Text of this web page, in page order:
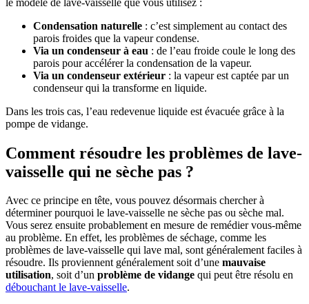
Condensation naturelle : c’est simplement au contact des
parois froides que la vapeur condense.
Via un condenseur à eau : de l’eau froide coule le long des
parois pour accélérer la condensation de la vapeur.
Via un condenseur extérieur : la vapeur est captée par un
condenseur qui la transforme en liquide.
Dans les trois cas, l’eau redevenue liquide est évacuée grâce à la
pompe de vidange.
Comment résoudre les problèmes de lave-
vaisselle qui ne sèche pas ?
Avec ce principe en tête, vous pouvez désormais chercher à
déterminer pourquoi le lave-vaisselle ne sèche pas ou sèche mal.
Vous serez ensuite probablement en mesure de remédier vous-même
au problème. En effet, les problèmes de séchage, comme les
problèmes de lave-vaisselle qui lave mal, sont généralement faciles à
résoudre. Ils proviennent généralement soit d’une mauvaise
utilisation, soit d’un problème de vidange qui peut être résolu en
débouchant le lave-vaisselle.